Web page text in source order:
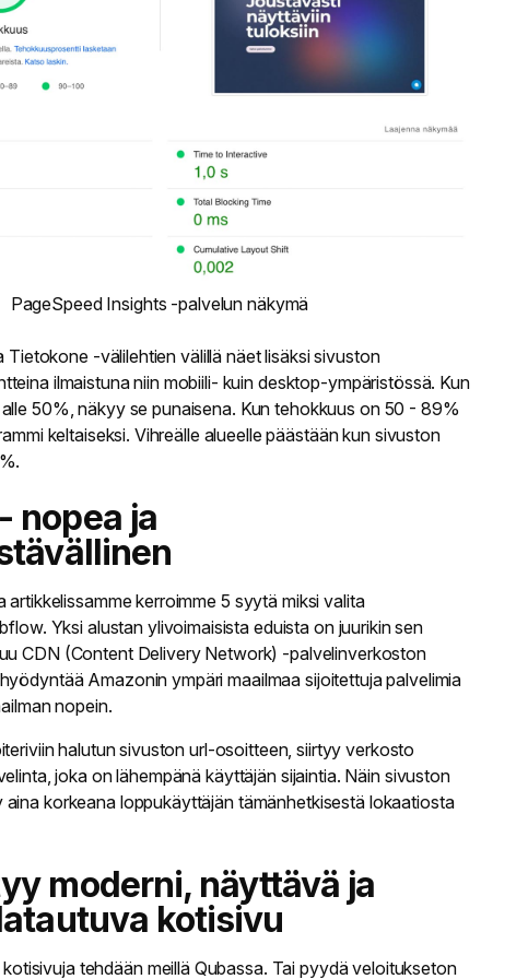
PageSpeed Insights -palvelun näkymä
Tietokone -välilehtien välillä näet lisäksi sivuston
ilmaistuna niin mobiili- kuin desktop-ympäristössä. Kun
50%, näkyy se punaisena. Kun tehokkuus on 50 - 89%
keltaiseksi. Vihreälle alueelle päästään kun sivuston
nopea ja
artikkelissamme kerroimme 5 syytä miksi valita
. Yksi alustan ylivoimaisista eduista on juurikin sen
CDN (Content Delivery Network) -palvelinverkoston
Amazonin ympäri maailmaa sijoitettuja palvelimia
nopein.
halutun sivuston url-osoitteen, siirtyy verkosto
joka on lähempänä käyttäjän sijaintia. Näin sivuston
korkeana loppukäyttäjän tämänhetkisestä lokaatiosta
moderni, näyttävä ja
kotisivu
tehdään meillä Qubassa. Taipyydäveloitukseton